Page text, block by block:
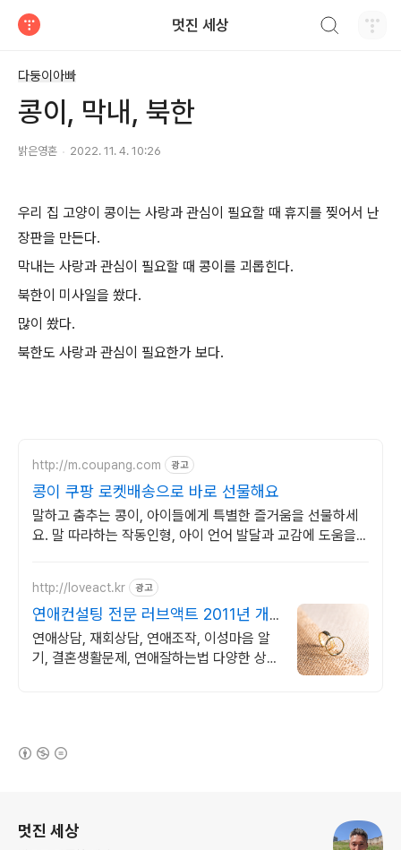
멋진 세상
다둥이아빠
콩이, 막내, 북한
밝은영혼 2022. 11. 4. 10:26
우리 집 고양이 콩이는 사랑과 관심이 필요할 때 휴지를 찢어서 난
장판을 만든다.
막내는 사랑과 관심이 필요할 때 콩이를 괴롭힌다.
북한이 미사일을 쐈다.
많이 쐈다.
북한도 사랑과 관심이 필요한가 보다.
http://m.coupang.com 광고
콩이 쿠팡 로켓배송으로 바로 선물해요
말하고 춤추는 콩이, 아이들에게 특별한 즐거움을 선물하세
요. 말 따라하는 작동인형, 아이 언어 발달과 교감에 도움을
http://loveact.kr 광고
연애컨설팅 전문 러브액트 2011년 개
업 12년 전통
연애상담, 재회상담, 연애조작, 이성마음 알
기, 결혼생활문제, 연애잘하는법 다양한 상황
멋진 세상